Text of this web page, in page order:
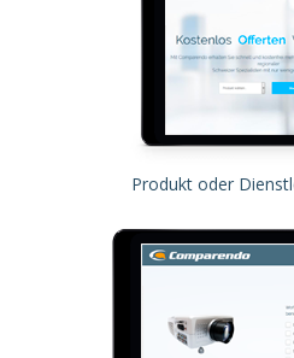
Produkt oder